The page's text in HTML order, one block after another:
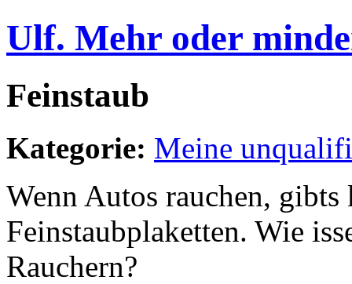
Ulf. Mehr oder
Feinstaub
Kategorie: Meine
Wenn Autos rauchen,
Feinstaubplaketten. Wie
Rauchern?